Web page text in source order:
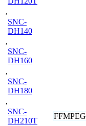
,
SNC-
DH140
,
SNC-
DH160
,
SNC-
DH180
,
SNC-
DH210T
FFMPEG